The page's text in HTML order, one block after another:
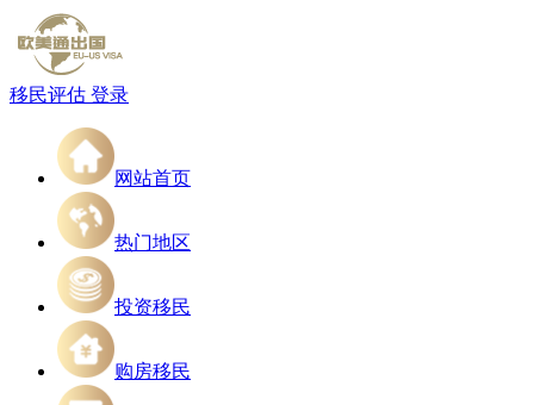
移民评估 登录
网站首页
热门地区
投资移民
购房移民